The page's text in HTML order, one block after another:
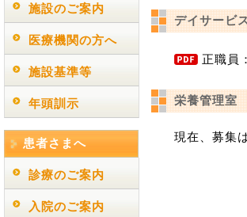
施設のご案内
医療機関の方へ
施設基準等
年頭訓示
患者さまへ
診療のご案内
入院のご案内
デイサービ
正職員
栄養管理室
現在、募集